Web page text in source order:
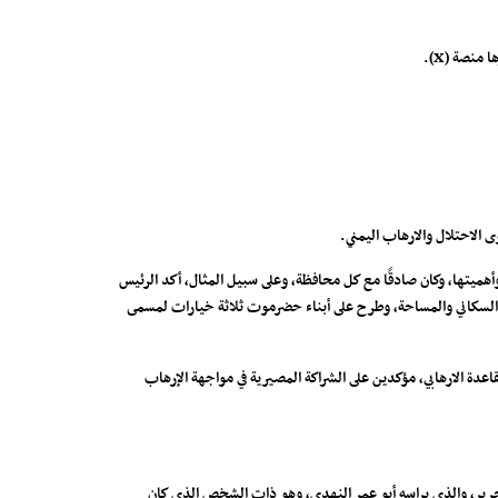
والارهاب اليمني.
وكان صادقًا مع كل محافظة، وعلى سبيل المثال، أكد الرئيس
السكاني والمساحة، وطرح على أبناء حضرموت ثلاثة خيارات لمسمى
الارهابي، مؤكدين على الشراكة المصيرية في مواجهة الإرهاب